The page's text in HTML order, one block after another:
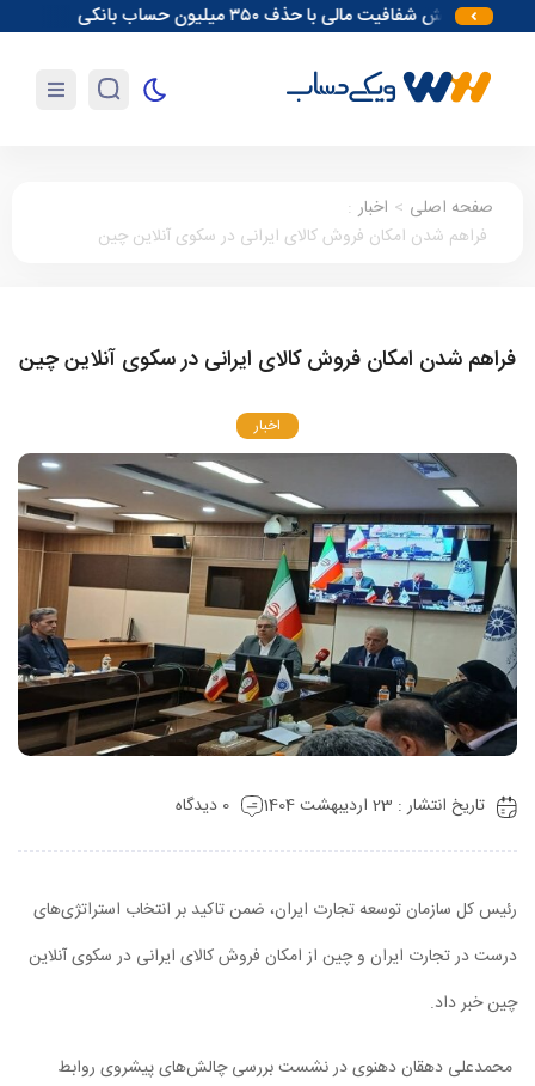
افزایش شفافیت مالی با حذف ۳۵۰ میلیون حساب بانکی
صفحه اصلی > اخبار :
فراهم شدن امکان فروش کالای ایرانی در سکوی آنلاین چین
فراهم شدن امکان فروش کالای ایرانی در سکوی آنلاین چین
اخبار
تاریخ انتشار : 23 اردیبهشت 1404 0 دیدگاه
رئیس کل سازمان توسعه تجارت ایران، ضمن تاکید بر انتخاب استراتژی‌های
درست در تجارت ایران و چین از امکان فروش کالای ایرانی در سکوی آنلاین
چین خبر داد.
محمدعلی دهقان دهنوی در نشست بررسی چالش‌های پیشروی روابط